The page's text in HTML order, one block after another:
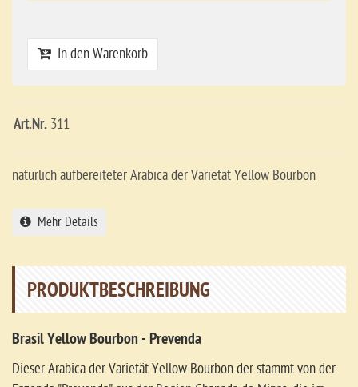
In den Warenkorb
Art.Nr. 311
natürlich aufbereiteter Arabica der Varietät Yellow Bourbon
Mehr Details
PRODUKTBESCHREIBUNG
Brasil Yellow Bourbon - Prevenda
Dieser Arabica der Varietät Yellow Bourbon der stammt von der